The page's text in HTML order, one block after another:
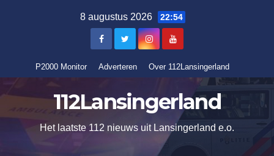
8 augustus 2026 22:54
P2000 Monitor Adverteren Over 112Lansingerland
112Lansingerland
Het laatste 112 nieuws uit Lansingerland e.o.